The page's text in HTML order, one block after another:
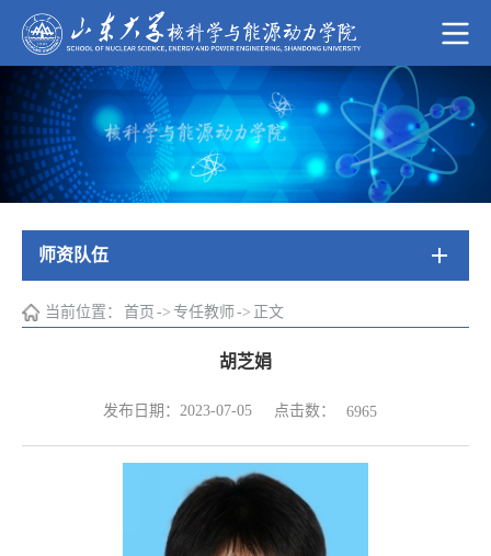
师资队伍
当前位置： 首页 -> 专任教师 -> 正文
胡芝娟
发布日期：2023-07-05 点击数： 6965